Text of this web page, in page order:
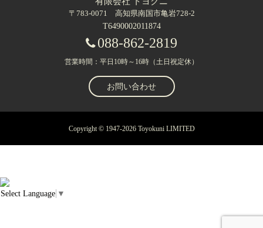
〒783-0071 高知県南国市亀岩728-2
T6490002011874
088-862-2819
営業時間：平日10時～16時（土日祝定休）
お問い合わせ
Copyright © 1947-2026 Toyokuni LIMITED
Select Language ▼